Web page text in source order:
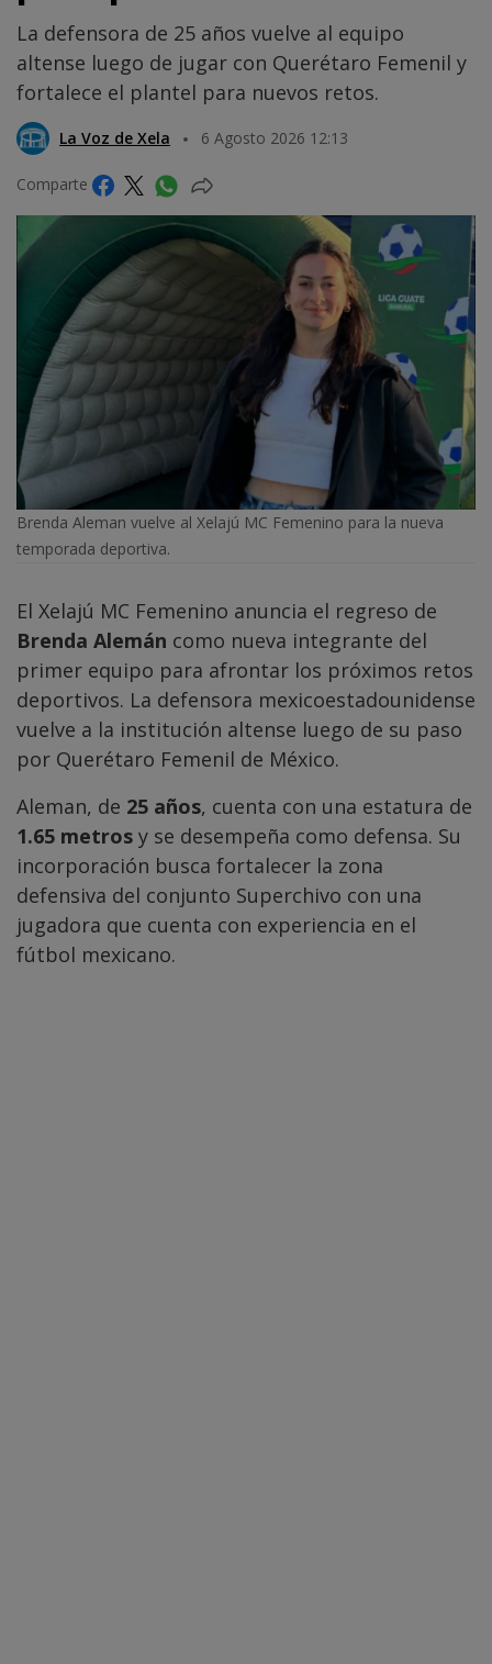
La defensora de 25 años vuelve al equipo
altense luego de jugar con Querétaro Femenil y
fortalece el plantel para nuevos retos.
La Voz de Xela 6 Agosto 2026 12:13
Comparte
Brenda Aleman vuelve al Xelajú MC Femenino para la nueva
temporada deportiva.
El Xelajú MC Femenino anuncia el regreso de
Brenda Alemán como nueva integrante del
primer equipo para afrontar los próximos retos
deportivos. La defensora mexicoestadounidense
vuelve a la institución altense luego de su paso
por Querétaro Femenil de México.
Aleman, de 25 años, cuenta con una estatura de
1.65 metros y se desempeña como defensa. Su
incorporación busca fortalecer la zona
defensiva del conjunto Superchivo con una
jugadora que cuenta con experiencia en el
fútbol mexicano.